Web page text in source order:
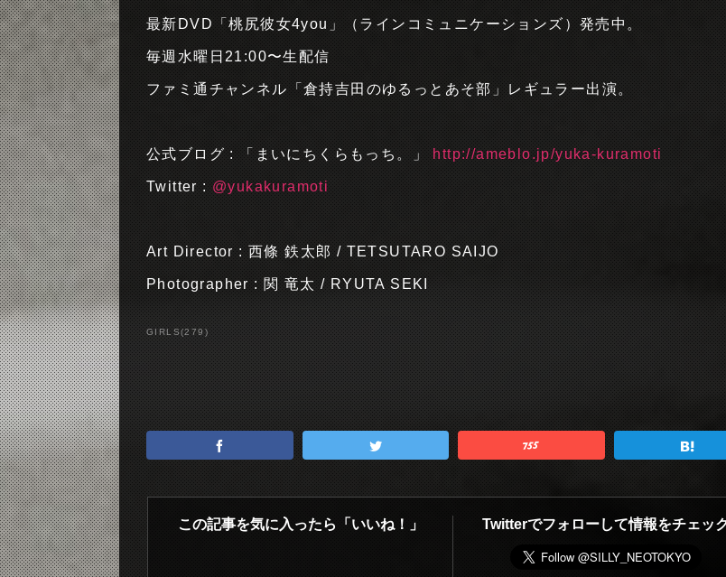
最新DVD「桃尻彼女4you」（ラインコミュニケーションズ）発売中。
毎週水曜日21:00〜生配信
ファミ通チャンネル「倉持吉田のゆるっとあそ部」レギュラー出演。
公式ブログ : 「まいにちくらもっち。」 http://ameblo.jp/yuka-kuramoti
Twitter : @yukakuramoti
Art Director : 西條 鉄太郎 / TETSUTARO SAIJO
Photographer : 関 竜太 / RYUTA SEKI
GIRLS(279)